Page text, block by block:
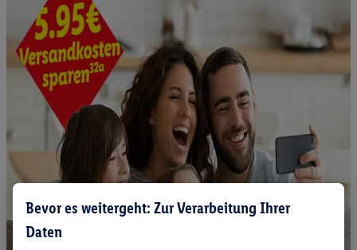
Bevor es weitergeht: Zur Verarbeitung Ihrer
Daten